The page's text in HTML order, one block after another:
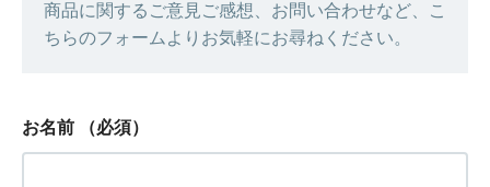
商品に関するご意見ご感想、お問い合わせなど、こ
ちらのフォームよりお気軽にお尋ねください。
お名前 （必須）